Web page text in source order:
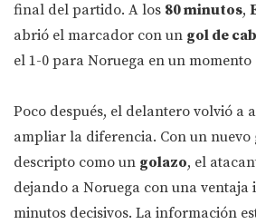
final del partido. A los 80 minutos,
abrió el marcador con un gol de
el 1-0 para Noruega en un
Poco después, el delantero volvió a
ampliar la diferencia. Con un nuevo
descripto como un golazo, el
dejando a Noruega con una ventaja
minutos decisivos. La información